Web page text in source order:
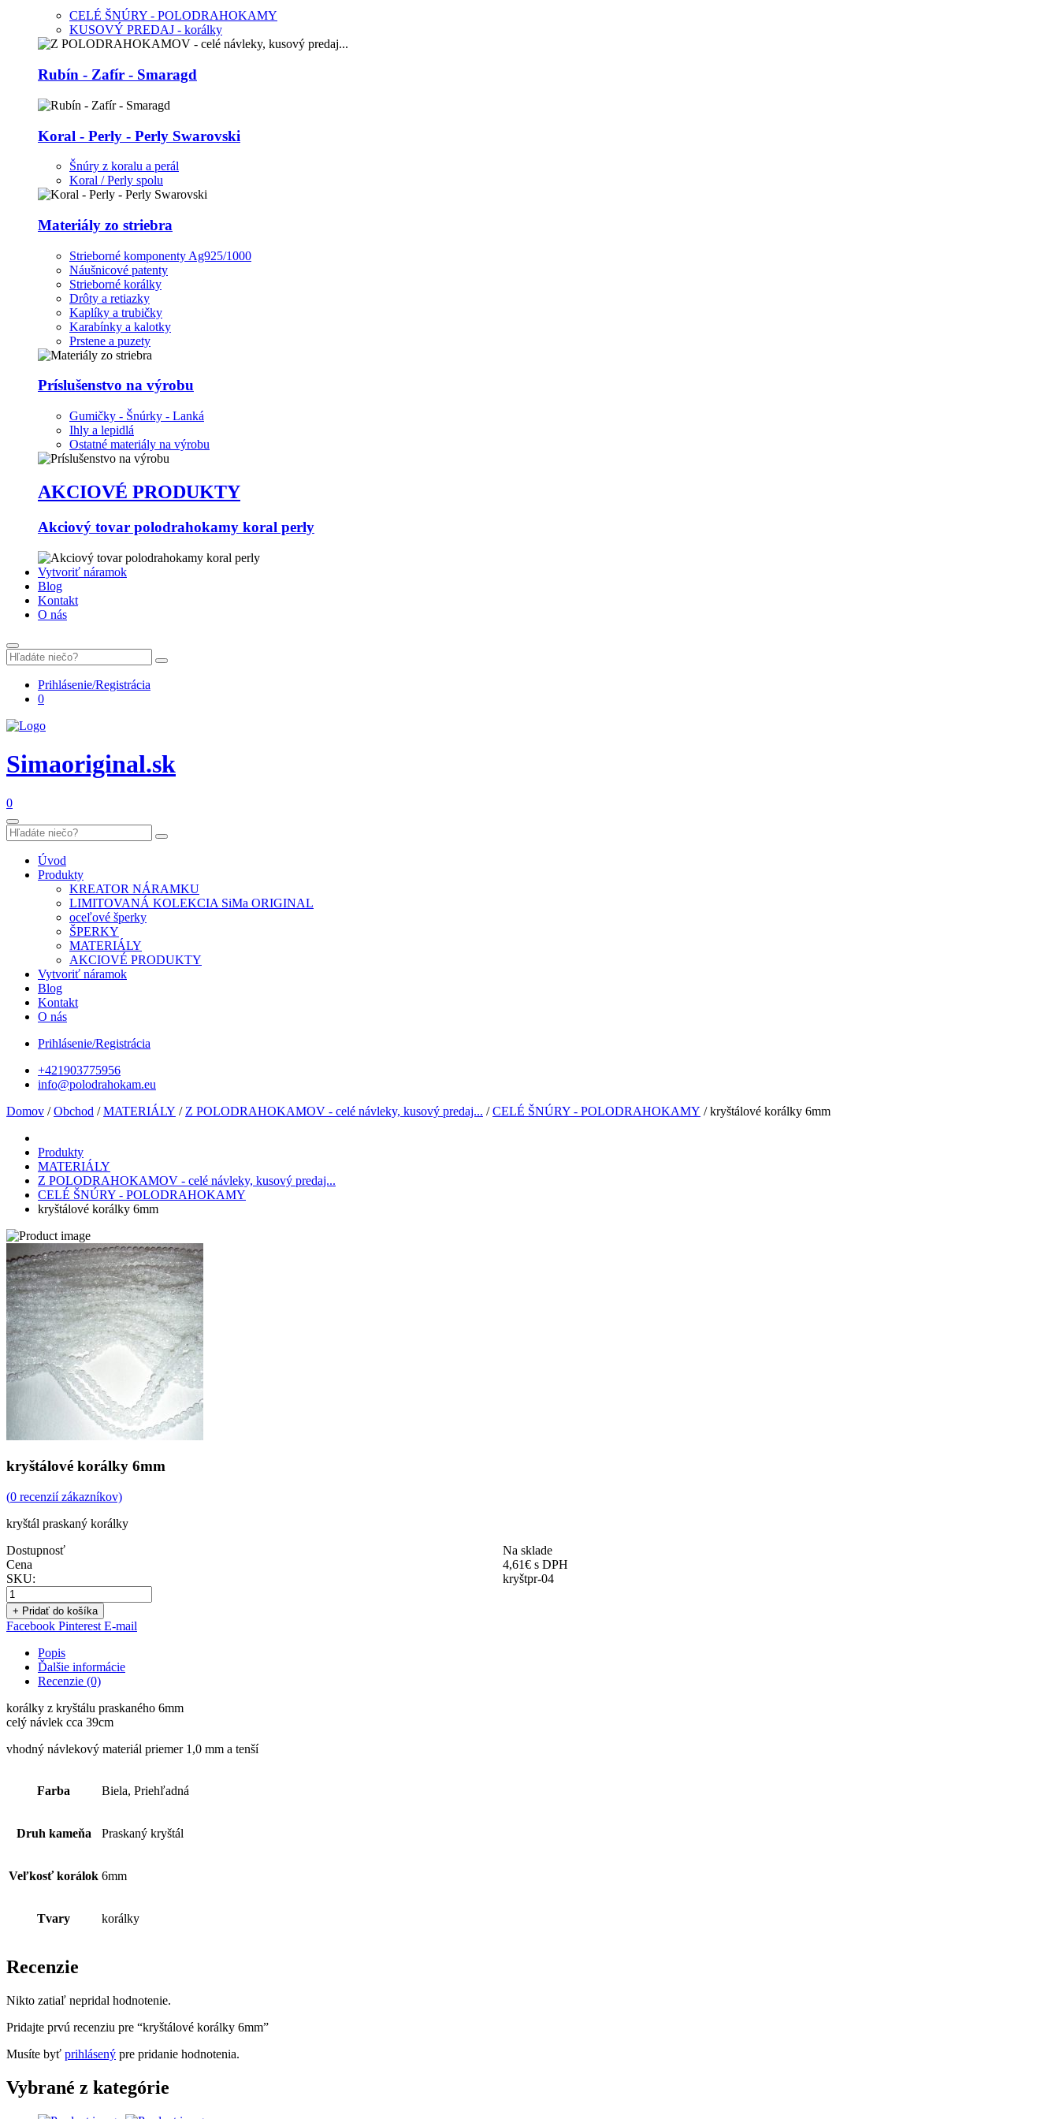
CELÉ ŠNÚRY - POLODRAHOKAMY
KUSOVÝ PREDAJ - korálky
Rubín - Zafír - Smaragd
Koral - Perly - Perly Swarovski
Šnúry z koralu a perál
Koral / Perly spolu
Materiály zo striebra
Strieborné komponenty Ag925/1000
Náušnicové patenty
Strieborné korálky
Drôty a retiazky
Kaplíky a trubičky
Karabínky a kalotky
Prstene a puzety
Príslušenstvo na výrobu
Gumičky - Šnúrky - Lanká
Ihly a lepidlá
Ostatné materiály na výrobu
AKCIOVÉ PRODUKTY
Akciový tovar polodrahokamy koral perly
Vytvoriť náramok
Blog
Kontakt
O nás
Prihlásenie/Registrácia
0
Simaoriginal.sk
0
Úvod
Produkty
KREATOR NÁRAMKU
LIMITOVANÁ KOLEKCIA SiMa ORIGINAL
oceľové šperky
ŠPERKY
MATERIÁLY
AKCIOVÉ PRODUKTY
Vytvoriť náramok
Blog
Kontakt
O nás
Prihlásenie/Registrácia
+421903775956
info@polodrahokam.eu
Domov /Obchod /MATERIÁLY / Z POLODRAHOKAMOV - celé návleky, kusový predaj... /CELÉ ŠNÚRY - POLODRAHOKAMY / kryštálové korálky 6mm
Produkty
MATERIÁLY
Z POLODRAHOKAMOV - celé návleky, kusový predaj...
CELÉ ŠNÚRY - POLODRAHOKAMY
kryštálové korálky 6mm
kryštálové korálky 6mm
(0 recenzií zákazníkov)
kryštál praskaný korálky
Dostupnosť
Na sklade
Cena
4,61€ s DPH
SKU:
kryštpr-04
+ Pridať do košíka
Facebook Pinterest E-mail
Popis
Ďalšie informácie
Recenzie (0)
korálky z kryštálu praskaného 6mm
celý návlek cca 39cm
vhodný návlekový materiál priemer 1,0 mm a tenší
Farba Biela, Priehľadná
Druh kameňa Praskaný kryštál
Veľkosť korálok 6mm
Tvary korálky
Recenzie
Nikto zatiaľ nepridal hodnotenie.
Pridajte prvú recenziu pre “kryštálové korálky 6mm”
Musíte byť prihlásený pre pridanie hodnotenia.
Vybrané z kategórie